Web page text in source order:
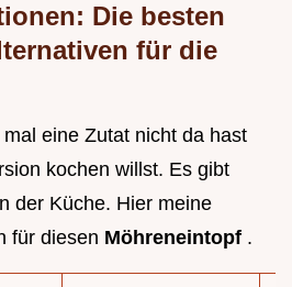
Die besten
für die
eine Zutat nicht da hast
kochen willst. Es gibt
der Küche. Hier meine
für diesen Möhreneintopf .